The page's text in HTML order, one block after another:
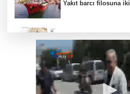
Yakıt barcı filosuna
platformda
Türkiye ile Vietnam
dönem... Sefer